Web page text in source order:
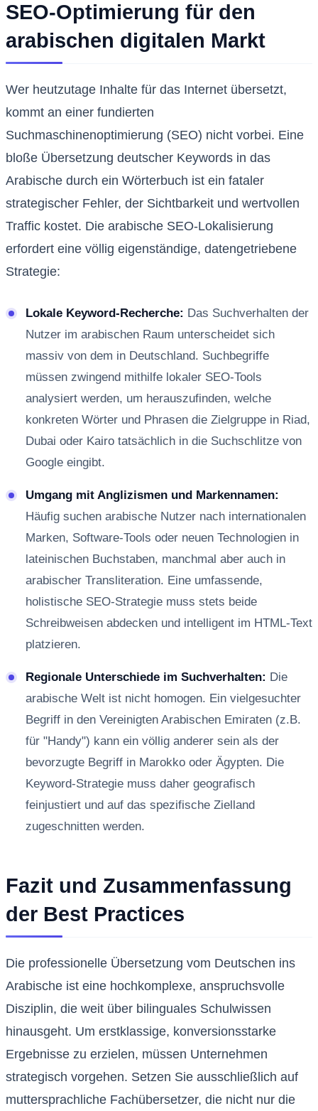
SEO-Optimierung für den
arabischen digitalen Markt
Wer heutzutage Inhalte für das Internet übersetzt,
kommt an einer fundierten
Suchmaschinenoptimierung (SEO) nicht vorbei. Eine
bloße Übersetzung deutscher Keywords in das
Arabische durch ein Wörterbuch ist ein fataler
strategischer Fehler, der Sichtbarkeit und wertvollen
Traffic kostet. Die arabische SEO-Lokalisierung
erfordert eine völlig eigenständige, datengetriebene
Strategie:
Lokale Keyword-Recherche: Das Suchverhalten der
Nutzer im arabischen Raum unterscheidet sich
massiv von dem in Deutschland. Suchbegriffe
müssen zwingend mithilfe lokaler SEO-Tools
analysiert werden, um herauszufinden, welche
konkreten Wörter und Phrasen die Zielgruppe in Riad,
Dubai oder Kairo tatsächlich in die Suchschlitze von
Google eingibt.
Umgang mit Anglizismen und Markennamen:
Häufig suchen arabische Nutzer nach internationalen
Marken, Software-Tools oder neuen Technologien in
lateinischen Buchstaben, manchmal aber auch in
arabischer Transliteration. Eine umfassende,
holistische SEO-Strategie muss stets beide
Schreibweisen abdecken und intelligent im HTML-Text
platzieren.
Regionale Unterschiede im Suchverhalten: Die
arabische Welt ist nicht homogen. Ein vielgesuchter
Begriff in den Vereinigten Arabischen Emiraten (z.B.
für "Handy") kann ein völlig anderer sein als der
bevorzugte Begriff in Marokko oder Ägypten. Die
Keyword-Strategie muss daher geografisch
feinjustiert und auf das spezifische Zielland
zugeschnitten werden.
Fazit und Zusammenfassung
der Best Practices
Die professionelle Übersetzung vom Deutschen ins
Arabische ist eine hochkomplexe, anspruchsvolle
Disziplin, die weit über bilinguales Schulwissen
hinausgeht. Um erstklassige, konversionsstarke
Ergebnisse zu erzielen, müssen Unternehmen
strategisch vorgehen. Setzen Sie ausschließlich auf
muttersprachliche Fachübersetzer, die nicht nur die